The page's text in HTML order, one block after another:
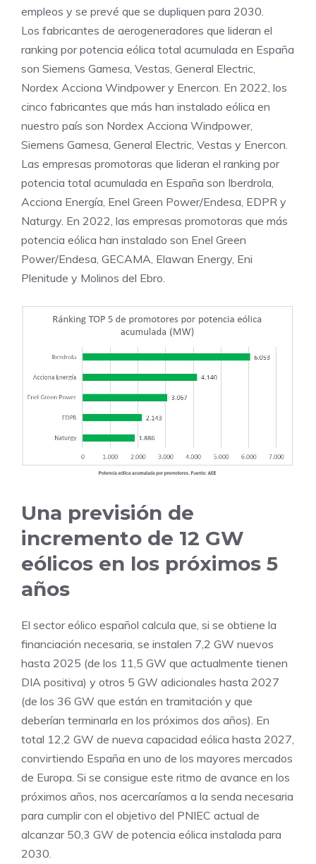
empleos y se prevé que se dupliquen para 2030.
Los fabricantes de aerogeneradores que lideran el
ranking por potencia eólica total acumulada en España
son Siemens Gamesa, Vestas, General Electric,
Nordex Acciona Windpower y Enercon. En 2022, los
cinco fabricantes que más han instalado eólica en
nuestro país son Nordex Acciona Windpower,
Siemens Gamesa, General Electric, Vestas y Enercon.
Las empresas promotoras que lideran el ranking por
potencia total acumulada en España son Iberdrola,
Acciona Energía, Enel Green Power/Endesa, EDPR y
Naturgy. En 2022, las empresas promotoras que más
potencia eólica han instalado son Enel Green
Power/Endesa, GECAMA, Elawan Energy, Eni
Plenitude y Molinos del Ebro.
Una previsión de
incremento de 12 GW
eólicos en los próximos 5
años
El sector eólico español calcula que, si se obtiene la
financiación necesaria, se instalen 7,2 GW nuevos
hasta 2025 (de los 11,5 GW que actualmente tienen
DIA positiva) y otros 5 GW adicionales hasta 2027
(de los 36 GW que están en tramitación y que
deberían terminarla en los próximos dos años). En
total 12,2 GW de nueva capacidad eólica hasta 2027,
convirtiendo España en uno de los mayores mercados
de Europa. Si se consigue este ritmo de avance en los
próximos años, nos acercaríamos a la senda necesaria
para cumplir con el objetivo del PNIEC actual de
alcanzar 50,3 GW de potencia eólica instalada para
2030.